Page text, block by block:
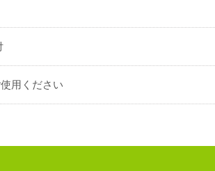
用ください